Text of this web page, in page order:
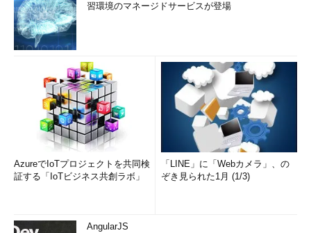
習環境のマネージドサービスが登場
AzureでIoTプロジェクトを共同検
証する「IoTビジネス共創ラボ」
「LINE」に「Webカメラ」、の
ぞき見られた1月 (1/3)
AngularJS